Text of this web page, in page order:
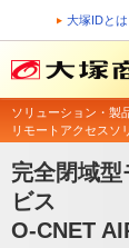
大塚IDとは
ソリューション・製
リモートアクセスソ
完全閉域
ビス
O-CNET